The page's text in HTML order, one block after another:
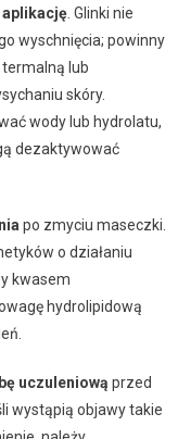
aplikację. Glinki nie
wyschnięcia; powinny
lub
skóry.
wody lub hydrolatu,
dezaktywować
po zmyciu maseczki.
o działaniu
kwasem
hydrolipidową
uczuleniową przed
wystąpią objawy takie